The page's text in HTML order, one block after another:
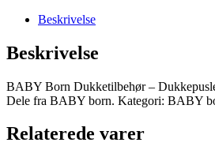
Beskrivelse
Beskrivelse
BABY Born Dukketilbehør –
Dele fra BABY born. Kategori: BABY
Relaterede varer